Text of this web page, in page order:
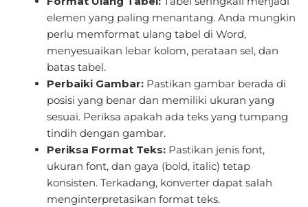
elemen yang paling menantang. Anda mungkin
perlu memformat ulang tabel di Word,
menyesuaikan lebar kolom, perataan sel, dan
batas tabel.
Perbaiki Gambar: Pastikan gambar berada di
posisi yang benar dan memiliki ukuran yang
sesuai. Periksa apakah ada teks yang tumpang
tindih dengan gambar.
Periksa Format Teks: Pastikan jenis font,
ukuran font, dan gaya (bold, italic) tetap
konsisten. Terkadang, konverter dapat salah
menginterpretasikan format teks.